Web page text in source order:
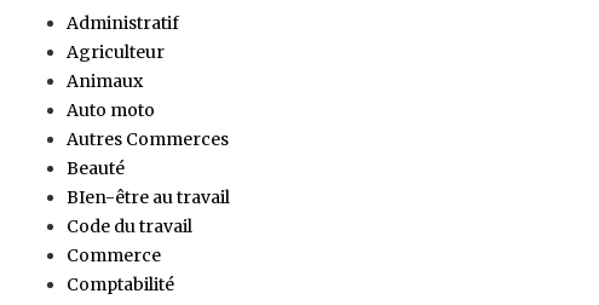
Administratif
Agriculteur
Animaux
Auto moto
Autres Commerces
Beauté
BIen-être au travail
Code du travail
Commerce
Comptabilité